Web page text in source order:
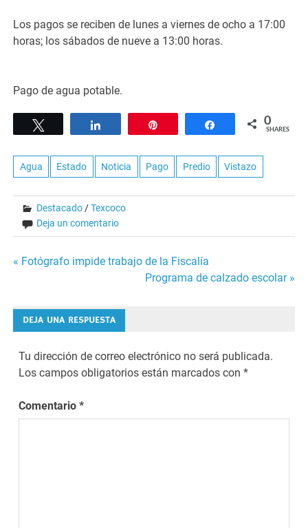
Los pagos se reciben de lunes a viernes de ocho a 17:00
horas; los sábados de nueve a 13:00 horas.
Pago de agua potable.
Share 0
SHARES
Agua Estado Noticia Pago Predio Vistazo
Destacado /Texcoco
Deja un comentario
Navegación
entradas
« Fotógrafo impide trabajo de la Fiscalía
Programa de calzado escolar »
DEJA UNA RESPUESTA
Tu dirección de correo electrónico no será publicada.
Los campos obligatorios están marcados con*
Comentario*